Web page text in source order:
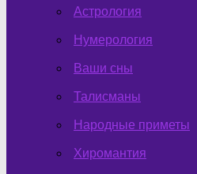
Астрология
Нумерология
Ваши сны
Талисманы
Народные приметы
Хиромантия